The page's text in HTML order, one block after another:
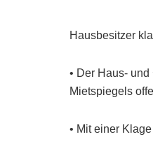
Hausbesitzer
• Der Haus-
Mietspiegels
• Mit einer